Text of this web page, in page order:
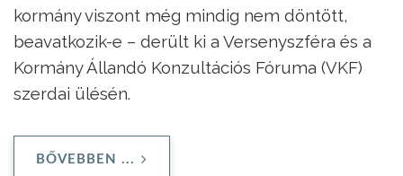
kormány viszont még mindig nem döntött,
beavatkozik-e – derült ki a Versenyszféra és a
Kormány Állandó Konzultációs Fóruma (VKF)
szerdai ülésén.
BŐVEBBEN ...